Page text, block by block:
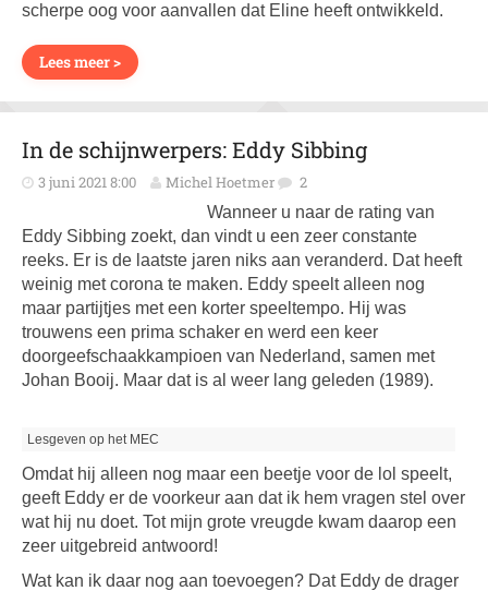
scherpe oog voor aanvallen dat Eline heeft ontwikkeld.
Lees meer >
In de schijnwerpers: Eddy Sibbing
3 juni 2021 8:00 Michel Hoetmer 2
Wanneer u naar de rating van
Eddy Sibbing zoekt, dan vindt u een zeer constante
reeks. Er is de laatste jaren niks aan veranderd. Dat heeft
weinig met corona te maken. Eddy speelt alleen nog
maar partijtjes met een korter speeltempo. Hij was
trouwens een prima schaker en werd een keer
doorgeefschaakkampioen van Nederland, samen met
Johan Booij. Maar dat is al weer lang geleden (1989).
Lesgeven op het MEC
Omdat hij alleen nog maar een beetje voor de lol speelt,
geeft Eddy er de voorkeur aan dat ik hem vragen stel over
wat hij nu doet. Tot mijn grote vreugde kwam daarop een
zeer uitgebreid antwoord!
Wat kan ik daar nog aan toevoegen? Dat Eddy de drager